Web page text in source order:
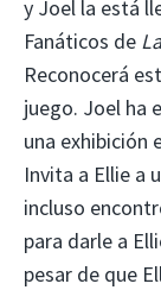
y Joel la está
Fanáticos de
Reconocerá
juego. Joel ha
una exhibición
Invita a Ellie a
incluso
para darle a
pesar de que